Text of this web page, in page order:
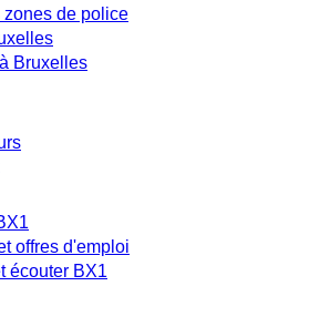
zones de police
Bruxelles
offres d'emploi
écouter BX1